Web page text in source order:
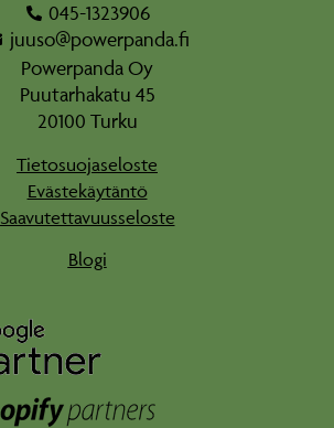
045-1323906
juuso@powerpanda.fi
Powerpanda Oy
Puutarhakatu 45
20100 Turku
Tietosuojaseloste
Evästekäytäntö
Saavutettavuusseloste
Blogi